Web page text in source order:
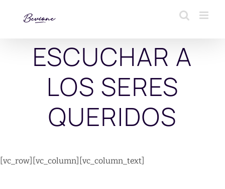
ESCUCHAR A
LOS SERES
QUERIDOS
[vc_row][vc_column][vc_column_text]